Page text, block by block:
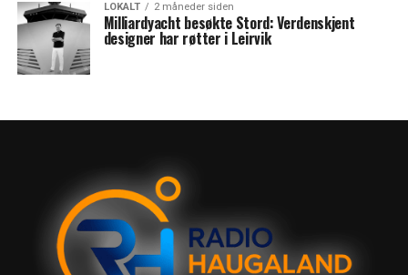
LOKALT 2 måneder siden
Milliardyacht besøkte Stord: Verdenskjent
designer har røtter i Leirvik